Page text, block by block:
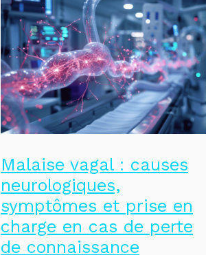
Malaise vagal : causes
neurologiques,
symptômes et prise en
charge en cas de perte
de connaissance